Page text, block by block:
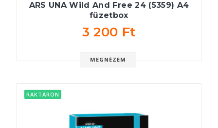
ARS UNA Wild And Free 24 (5359) A4
füzetbox
3 200 Ft
MEGNÉZEM
RAKTÁRON